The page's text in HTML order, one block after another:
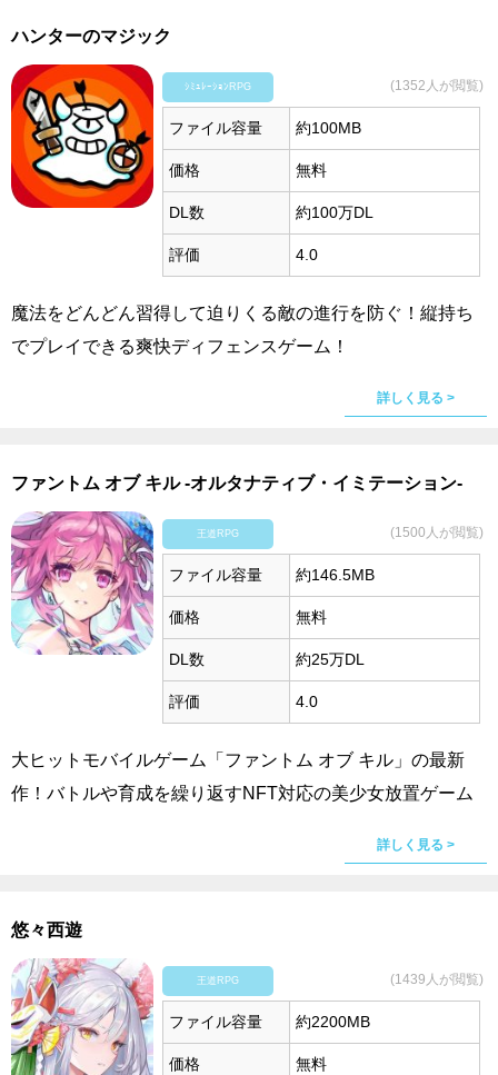
ハンターのマジック
ｼﾐｭﾚｰｼｮﾝRPG (1352人が閲覧)
ファイル容量 約100MB
価格 無料
DL数 約100万DL
評価 4.0
魔法をどんどん習得して迫りくる敵の進行を防ぐ！縦持ち
でプレイできる爽快ディフェンスゲーム！
詳しく見る >
ファントム オブ キル -オルタナティブ・イミテーション-
王道RPG (1500人が閲覧)
ファイル容量 約146.5MB
価格 無料
DL数 約25万DL
評価 4.0
大ヒットモバイルゲーム「ファントム オブ キル」の最新
作！バトルや育成を繰り返すNFT対応の美少女放置ゲーム
詳しく見る >
悠々西遊
王道RPG (1439人が閲覧)
ファイル容量 約2200MB
価格 無料